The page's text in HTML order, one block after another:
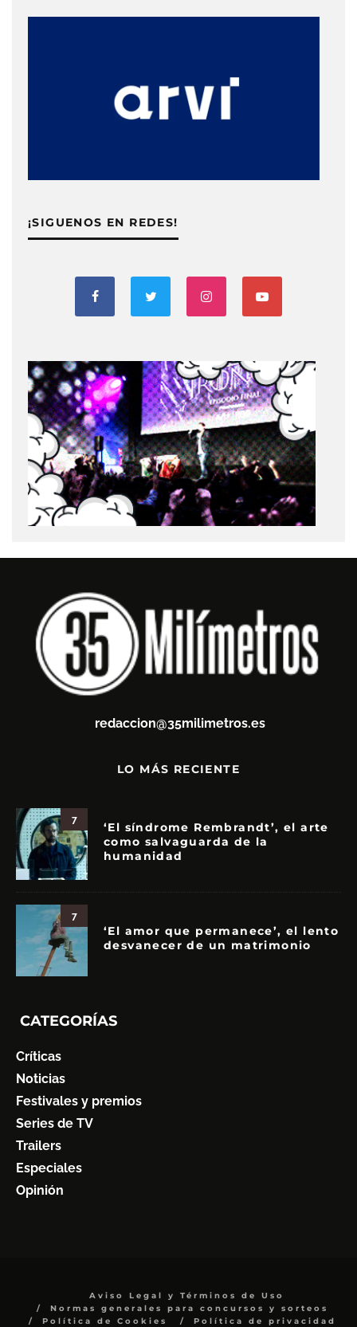
¡SIGUENOS EN REDES!
redaccion@35milimetros.es
LO MÁS RECIENTE
7
‘El síndrome Rembrandt’, el arte
como salvaguarda de la
humanidad
7
‘El amor que permanece’, el lento
desvanecer de un matrimonio
CATEGORÍAS
Críticas
Noticias
Festivales y premios
Series de TV
Trailers
Especiales
Opinión
Aviso Legal y Términos de Uso
Normas generales para concursos y sorteos
Política de Cookies
Política de privacidad